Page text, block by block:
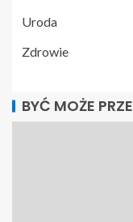
Uroda
Zdrowie
BYĆ MOŻE